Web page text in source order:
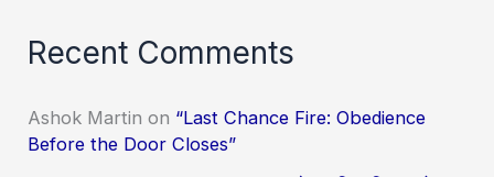
Recent Comments
Ashok Martin on “Last Chance Fire: Obedience
Before the Door Closes”